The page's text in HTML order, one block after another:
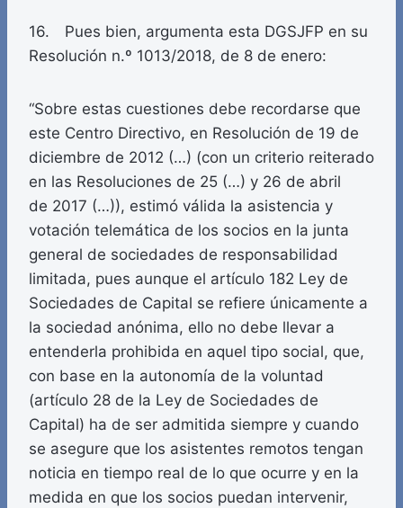
16. Pues bien, argumenta esta DGSJFP en su
Resolución n.º 1013/2018, de 8 de enero:
“Sobre estas cuestiones debe recordarse que
este Centro Directivo, en Resolución de 19 de
diciembre de 2012 (…) (con un criterio reiterado
en las Resoluciones de 25 (…) y 26 de abril
de 2017 (…)), estimó válida la asistencia y
votación telemática de los socios en la junta
general de sociedades de responsabilidad
limitada, pues aunque el artículo 182 Ley de
Sociedades de Capital se refiere únicamente a
la sociedad anónima, ello no debe llevar a
entenderla prohibida en aquel tipo social, que,
con base en la autonomía de la voluntad
(artículo 28 de la Ley de Sociedades de
Capital) ha de ser admitida siempre y cuando
se asegure que los asistentes remotos tengan
noticia en tiempo real de lo que ocurre y en la
medida en que los socios puedan intervenir,